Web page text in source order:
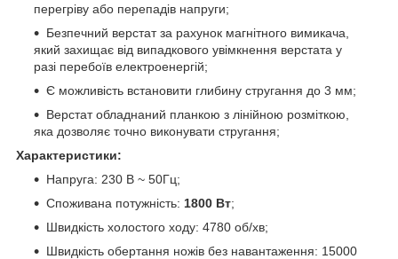
перегріву або перепадів напруги;
Безпечний верстат за рахунок магнітного вимикача,
який захищає від випадкового увімкнення верстата у
разі перебоїв електроенергій;
Є можливість встановити глибину стругання до 3 мм;
Верстат обладнаний планкою з лінійною розміткою,
яка дозволяє точно виконувати стругання;
Характеристики:
Напруга: 230 В ~ 50Гц;
Споживана потужність: 1800 Вт;
Швидкість холостого ходу: 4780 об/хв;
Швидкість обертання ножів без навантаження: 15000